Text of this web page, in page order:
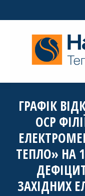
ГРАФІК
ОСР
ТЕПЛО» НА
ЗАХІДНИХ